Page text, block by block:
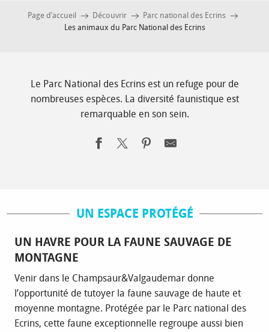
Page d’accueil Découvrir
Parc national des Ecrins
Les animaux du Parc National des Ecrins
Le Parc National des Ecrins est un refuge pour de
nombreuses espèces. La diversité faunistique est
remarquable en son sein.
UN ESPACE PROTÉGÉ
UN HAVRE POUR LA FAUNE SAUVAGE DE
MONTAGNE
Venir dans le Champsaur&Valgaudemar donne
l’opportunité de tutoyer la faune sauvage de haute et
moyenne montagne. Protégée par le Parc national des
Ecrins, cette faune exceptionnelle regroupe aussi bien